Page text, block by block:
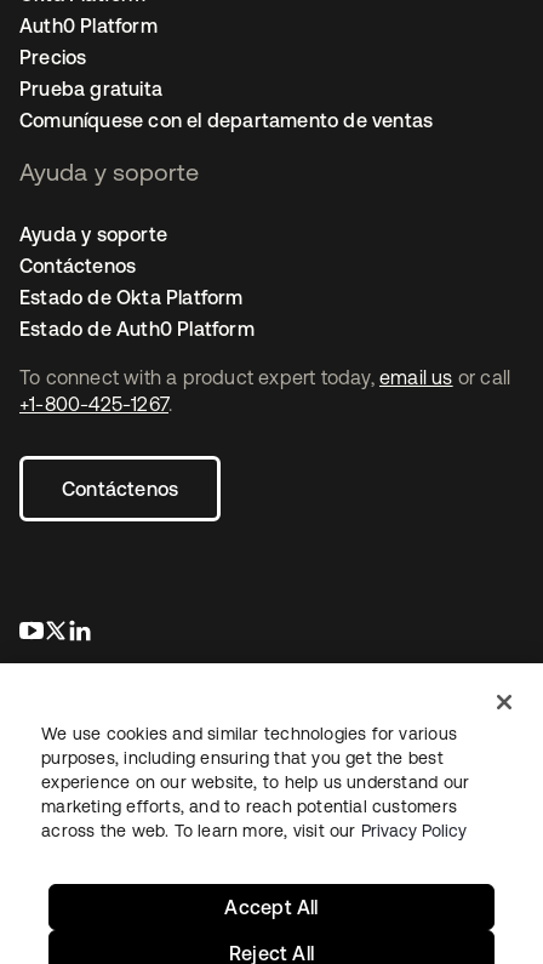
To connect with a product expert today, email us or call
+1-800-425-1267.
Contáctenos
se abre en una pestaña nueva
se abre en una pestaña nueva
Auth0 Platform
Precios
Prueba gratuita
Comuníquese con el departamento de ventas
Ayuda y soporte
Ayuda y soporte
Contáctenos
Estado de Okta Platform
Estado de Auth0 Platform
Información legalPolítica de privacidadTérminos del sitio
Seguridad Mapa del sitioPreferencias de cookies
We use cookies and similar technologies for various
purposes, including ensuring that you get the best
experience on our website, to help us understand our
marketing efforts, and to reach potential customers
across the web. To learn more, visit our Privacy Policy
Reject All
Accept All